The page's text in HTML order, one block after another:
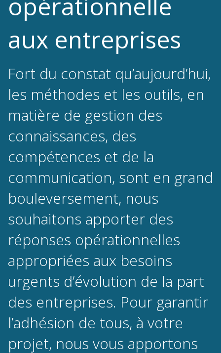
aux entreprises
Fort du constat qu’aujourd’hui,
les méthodes et les outils, en
matière de gestion des
connaissances, des
compétences et de la
communication, sont en grand
bouleversement, nous
souhaitons apporter des
réponses opérationnelles
appropriées aux besoins
urgents d’évolution de la part
des entreprises. Pour garantir
l’adhésion de tous, à votre
projet, nous vous apportons